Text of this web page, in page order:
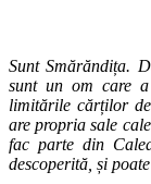
Sunt Smărăndița.
sunt un om care
limitările cărților
are propria sale
fac parte din
descoperită, și